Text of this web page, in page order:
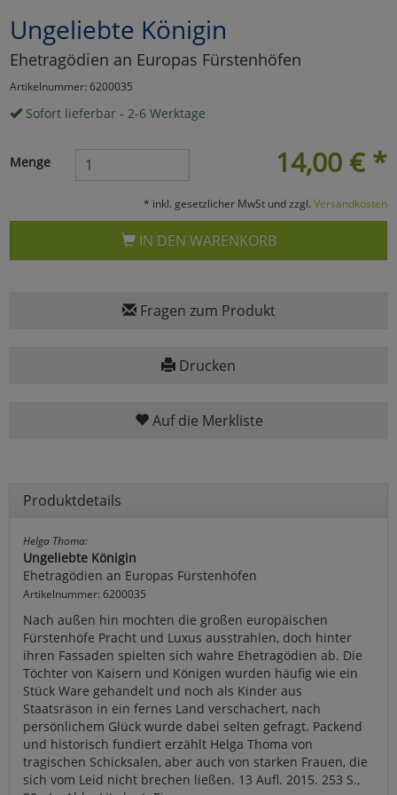
Ungeliebte Königin
Ehetragödien an Europas Fürstenhöfen
Artikelnummer: 6200035
Sofort lieferbar - 2-6 Werktage
14,00 € *
Menge
* inkl. gesetzlicher MwSt und zzgl. Versandkosten
IN DEN WARENKORB
Fragen zum Produkt
Drucken
Auf die Merkliste
Produktdetails
Helga Thoma:
Ungeliebte Königin
Ehetragödien an Europas Fürstenhöfen
Artikelnummer: 6200035
Nach außen hin mochten die großen europäischen
Fürstenhöfe Pracht und Luxus ausstrahlen, doch hinter
ihren Fassaden spielten sich wahre Ehetragödien ab. Die
Töchter von Kaisern und Königen wurden häufig wie ein
Stück Ware gehandelt und noch als Kinder aus
Staatsräson in ein fernes Land verschachert, nach
persönlichem Glück wurde dabei selten gefragt. Packend
und historisch fundiert erzählt Helga Thoma von
tragischen Schicksalen, aber auch von starken Frauen, die
sich vom Leid nicht brechen ließen. 13 Aufl. 2015. 253 S.,
Marketing
Umfragetools
Cookies
Alle Akzeptieren
Cookies
zurückzu Haupptseite